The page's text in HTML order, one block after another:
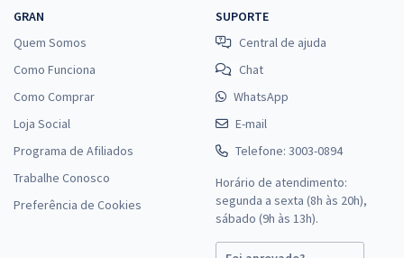
GRAN
Quem Somos
Como Funciona
Como Comprar
Loja Social
Programa de Afiliados
Trabalhe Conosco
Preferência de Cookies
SUPORTE
Central de ajuda
Chat
WhatsApp
E-mail
Telefone: 3003-0894
Horário de atendimento:
segunda a sexta (8h às 20h),
sábado (9h às 13h).